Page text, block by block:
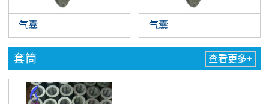
气囊 气囊
套筒 查看更多+